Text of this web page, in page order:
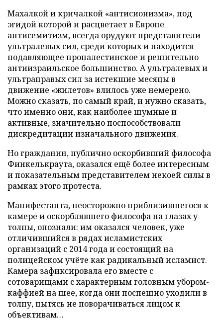
Махалкой и кричалкой «антисионизма», под
эгидой которой и расцветает в Европе
антисемитизм, всегда орудуют представители
ультралевых сил, среди которых и находится
подавляющее пропалестинское и решительно
антиизраильское большинство. А ультралевых и
ультраправых сил за истекшие месяцы в
движение «жилетов» влилось уже немерено.
Можно сказать, по самый край, и нужно сказать,
что именно они, как наиболее шумные и
активные, значительно поспособствовали
дискредитации изначального движения.
Но гражданин, публично оскорбивший философа
Финкелькраута, оказался ещё более интересным
и показательным представителем некоей силы в
рамках этого протеста.
Манифестанта, неосторожно приблизившегося к
камере и оскорблявшего философа на глазах у
толпы, опознали: им оказался человек, уже
отличившийся в рядах исламистских
организаций с 2014 года и состоящий на
полицейском учёте как радикальный исламист.
Камера зафиксировала его вместе с
сотоварищами с характерным головным убором-
каффией на шее, когда они поспешно уходили в
толпу, пытясь не поворачиваться лицом к
объективам…